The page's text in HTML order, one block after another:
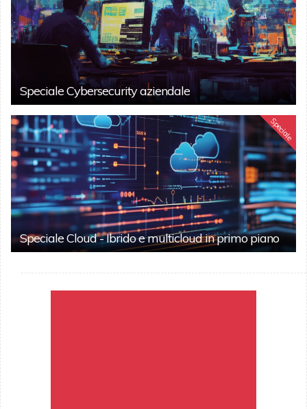
Speciale Cybersecurity aziendale
Speciale
Speciale Cloud - Ibrido e multicloud in primo piano